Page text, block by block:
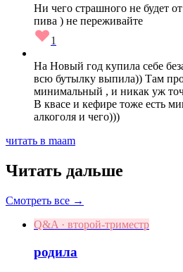
Ни чего страшного не будет
пива ) не переживайте
1
На Новый год купила себе
всю бутылку выпила)) Там
минимальный , и никак уж
В квасе и кефире тоже есть
алкоголя и чего)))
читать в maam
Читать дальше
Смотреть все →
Q&A · второй-триместр
родила